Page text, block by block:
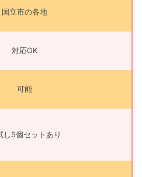
国立市の各地
対応OK
可能
し5個セットあり